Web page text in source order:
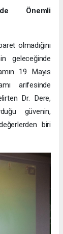
Önemli
olmadığını
geleceğinde
19 Mayıs
arifesinde
Dr. Dere,
güvenin,
biri